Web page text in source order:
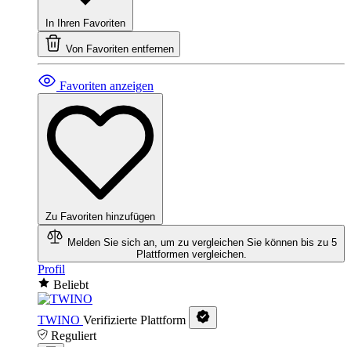
In Ihren Favoriten
Von Favoriten entfernen
Favoriten anzeigen
Zu Favoriten hinzufügen
Melden Sie sich an, um zu vergleichen Sie können bis zu 5
Plattformen vergleichen.
Profil
Beliebt
TWINO Verifizierte Plattform
Reguliert